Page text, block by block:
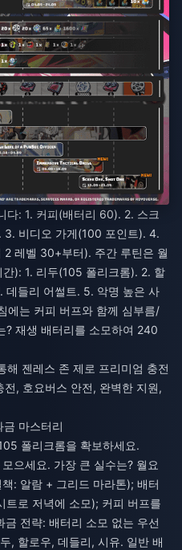
다: 1. 커피(배터리 60). 2. 스크
비디오 가게(100 포인트). 4.
레벨 30+부터). 주간 루틴은 월
): 1. 리두(105 폴리크롬). 2. 할
데들리 어썰트. 5. 악명 높은 사
에는 커피 버프와 함께 심부름/
? 재생 배터리를 소모하여 240
해 젠레스 존 제로 프리미엄 충전
, 호요버스 안전, 완벽한 지원,
마스터리
폴리크롬을 확보하세요.
으세요. 가장 큰 실수는? 월요
: 알람 + 그리드 마라톤); 배터
트로 저녁에 소모); 커피 버프를
전략: 배터리 소모 없는 우선
, 할로우, 데들리, 시유. 일반 배